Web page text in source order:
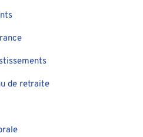
de retraite